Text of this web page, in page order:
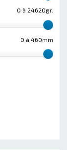
0 à 24620gr.
0 à 460mm